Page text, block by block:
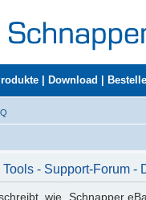
Download
- Support-Forum -
wie „Schnapper